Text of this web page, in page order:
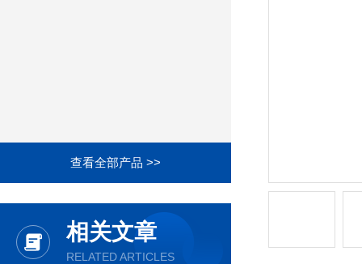
查看全部产品 >>
相关文章
RELATED ARTICLES